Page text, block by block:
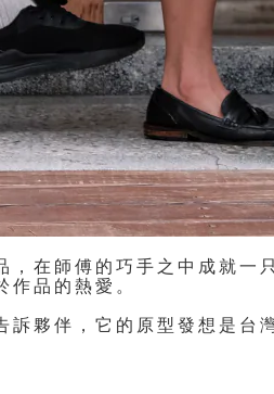
在師傅的巧手之中成就一
品的熱愛。
夥伴，它的原型發想是台